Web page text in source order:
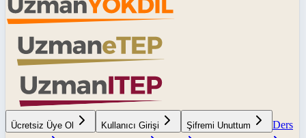
Ücretsiz Üye Ol Kullanıcı Girişi Şifremi Unuttum
Ders